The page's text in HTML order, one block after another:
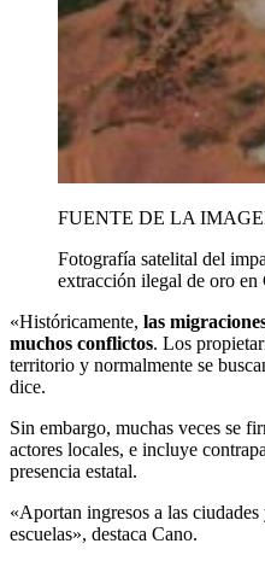
FUENTE DE LA
Fotografía satelital del
extracción ilegal de oro en
«Históricamente, las
muchos conflictos. Los
territorio y normalmente se
dice.
Sin embargo, muchas veces se
actores locales, e incluye
presencia estatal.
«Aportan ingresos a las
escuelas», destaca Cano.